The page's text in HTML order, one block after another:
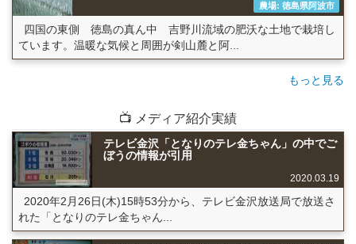
農場: 徳島県阿波市
四国の東側 徳島の真ん中 吉野川流域の肥沃な土地で栽培し
ています。温暖な気候と周囲が剣山麓と阿...
もっと見る
📺 メディア紹介実績
テレビ金沢「となりのテレ金ちゃん」の中でご
ぼうの情報が引用
2020.03.19
2020年2月26日(木)15時53分から、テレビ金沢放送局で放送さ
れた「となりのテレ金ちゃん...